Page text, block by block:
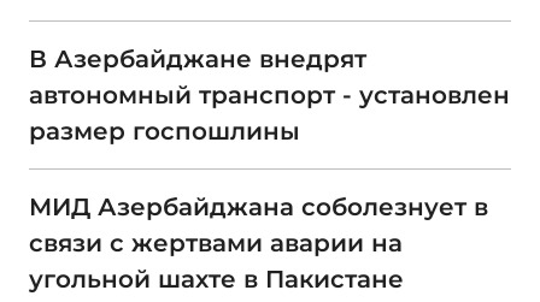
В Азербайджане внедрят
автономный транспорт - установлен
размер госпошлины
МИД Азербайджана соболезнует в
связи с жертвами аварии на
угольной шахте в Пакистане